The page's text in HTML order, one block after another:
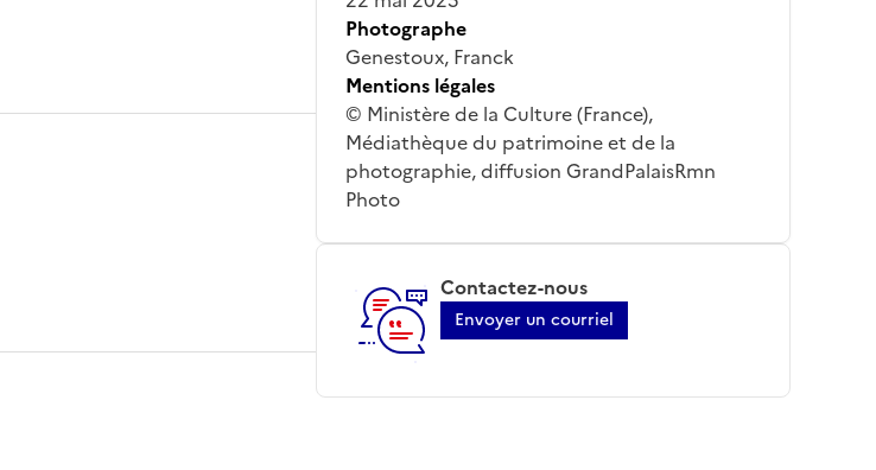
Photographe
Genestoux, Franck
Mentions légales
© Ministère de la Culture (France),
Médiathèque du patrimoine et de la
photographie, diffusion GrandPalaisRmn
Photo
Contactez-nous
Envoyer un courriel